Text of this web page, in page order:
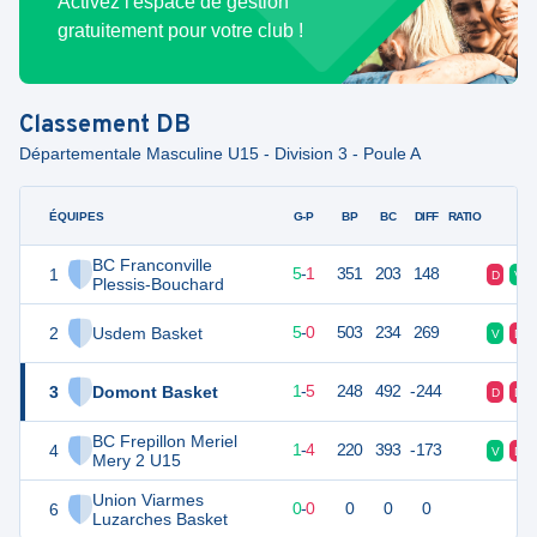
gratuitement pour votre club !
Classement DB
Départementale Masculine U15 - Division 3 - Poule A
ÉQUIPES
1
BC Franconville
Plessis-Bouchard
2 Usdem Basket
3 Domont Basket
4
BC Frepillon Meriel
Mery 2 U15
6
Union Viarmes
Luzarches Basket
G-P BP BC DIFF RATIO
11 5-1 351 203 148 D V
5-0 503 234 269 V D
7 1-5 248 492 -244 D D
6 1-4 220 393 -173 V D
0-0 0 0 0